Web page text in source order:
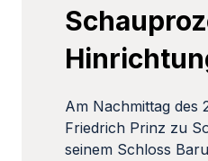
Am Nachmittag des
Friedrich Prinz zu
seinem Schloss